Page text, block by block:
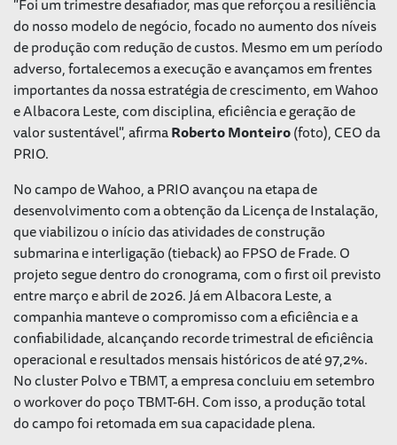
do nosso modelo de negócio, focado no aumento dos níveis
de produção com redução de custos. Mesmo em um período
adverso, fortalecemos a execução e avançamos em frentes
importantes da nossa estratégia de crescimento, em Wahoo
e Albacora Leste, com disciplina, eficiência e geração de
valor sustentável", afirmaRoberto Monteiro(foto), CEO da
PRIO.
No campo de Wahoo, a PRIO avançou na etapa de
desenvolvimento com a obtenção da Licença de Instalação,
que viabilizou o início das atividades de construção
submarina e interligação (tieback) ao FPSO de Frade. O
projeto segue dentro do cronograma, com ofirst oilprevisto
entre março e abril de 2026. Já em Albacora Leste, a
companhia manteve o compromisso com a eficiência e a
confiabilidade, alcançando recorde trimestral de eficiência
operacionale resultados mensais históricos de até 97,2%.
No cluster Polvo e TBMT, a empresa concluiu em setembro
o workover do poço TBMT-6H. Com isso, a produção total
do campo foi retomada em sua capacidade plena.